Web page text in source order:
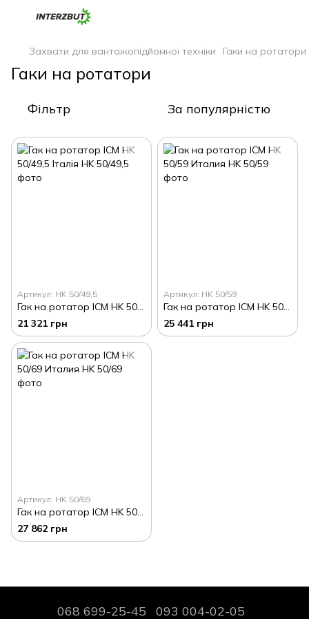
Захвати для вантажопідйомної техніки Гаки на ротатори
Гаки на ротатори
Фільтр За популярністю
Артикул: HK 50/49,5
Гак на ротатор ICM HK 50/49,5 Італія
21 321 грн
Артикул: HK 50/59
Гак на ротатор ICM HK 50/59 Италия
25 441 грн
Артикул: HK 50/69
Гак на ротатор ICM HK 50/69 Италия
27 862 грн
068 699-25-45 093 004-02-05